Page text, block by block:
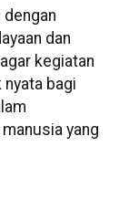
dan
kegiatan
bagi
yang